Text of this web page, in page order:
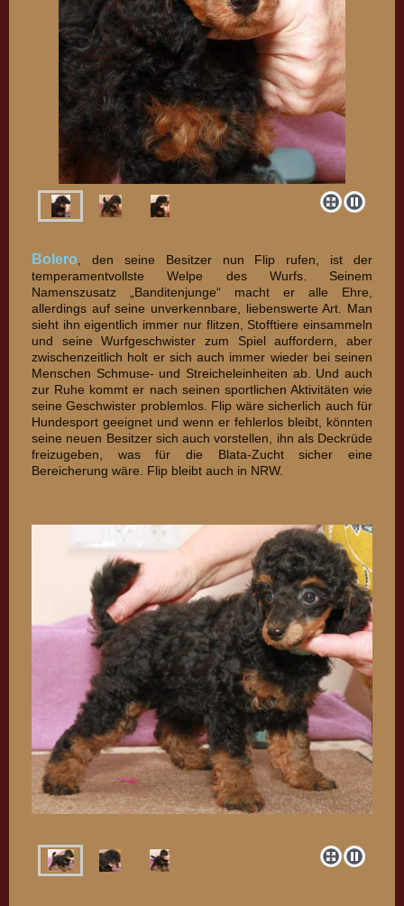
Bolero , den seine Besitzer nun Flip rufen, ist der
temperamentvollste Welpe des Wurfs. Seinem
Namenszusatz „Banditenjunge“ macht er alle Ehre,
allerdings auf seine unverkennbare, liebenswerte Art. Man
sieht ihn eigentlich immer nur flitzen, Stofftiere einsammeln
und seine Wurfgeschwister zum Spiel auffordern, aber
zwischenzeitlich holt er sich auch immer wieder bei seinen
Menschen Schmuse- und Streicheleinheiten ab. Und auch
zur Ruhe kommt er nach seinen sportlichen Aktivitäten wie
seine Geschwister problemlos. Flip wäre sicherlich auch für
Hundesport geeignet und wenn er fehlerlos bleibt, könnten
seine neuen Besitzer sich auch vorstellen, ihn als Deckrüde
freizugeben, was für die Blata-Zucht sicher eine
Bereicherung wäre. Flip bleibt auch in NRW.